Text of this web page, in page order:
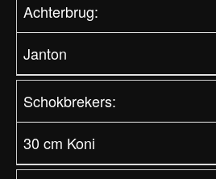
Achterbrug:
Janton
Schokbrekers:
30 cm Koni